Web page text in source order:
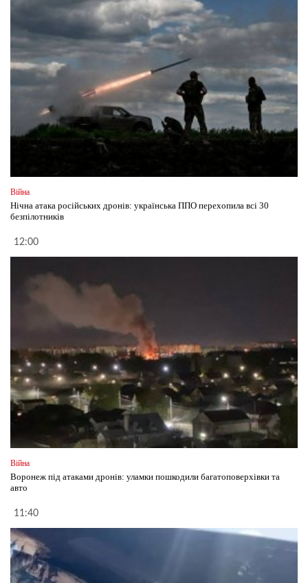
Війна
Нічна атака російських дронів: українська ППО перехопила всі 30
безпілотників
12:00
Війна
Воронеж під атаками дронів: уламки пошкодили багатоповерхівки та
авто
11:40